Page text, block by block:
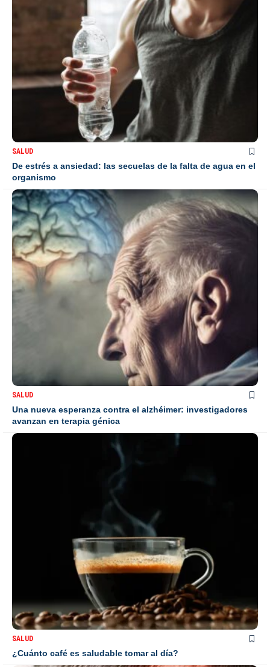
SALUD
De estrés a ansiedad: las secuelas de la falta de agua en el
organismo
SALUD
Una nueva esperanza contra el alzhéimer: investigadores
avanzan en terapia génica
SALUD
¿Cuánto café es saludable tomar al día?